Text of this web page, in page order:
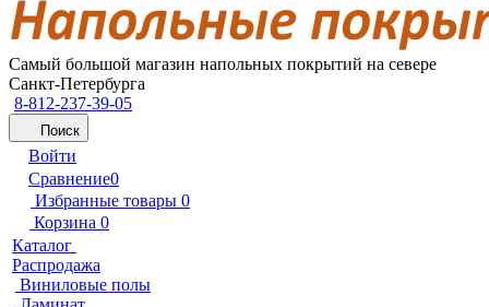
Самый большой магазин напольных покрытий на севере
Санкт-Петербурга
8-812-237-39-05
Поиск
Войти
Сравнение0
Избранные товары 0
Корзина 0
Каталог
Распродажа
Виниловые полы